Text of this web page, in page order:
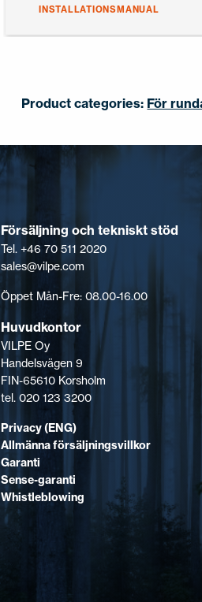
INSTALLATIONSMANUAL
Product categories: För
Försäljning och tekniskt stöd
Tel. +46 70 511 2020
sales@vilpe.com
Öppet Mån-Fre: 08.00-16.00
Huvudkontor
VILPE Oy
Handelsvägen 9
FIN-65610 Korsholm
tel. 020 123 3200
Privacy (ENG)
Allmänna försäljningsvillkor
Garanti
Sense-garanti
Whistleblowing